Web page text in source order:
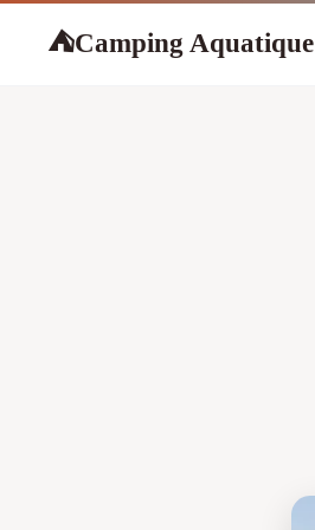
⛺Camping Aquatique